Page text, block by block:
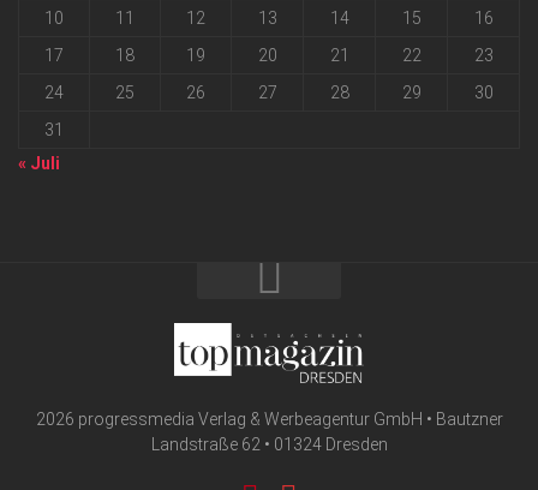
10
11 12 13 14 15
16
17
18 19 20 21 22
23
24
25 26 27 28 29
30
31
« Juli
2026 progressmedia Verlag & Werbeagentur GmbH • Bautzner
Landstraße 62 • 01324 Dresden